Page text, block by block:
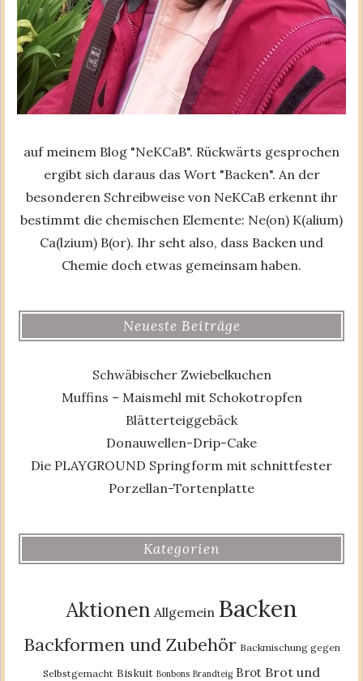
auf meinem Blog "NeKCaB". Rückwärts gesprochen
ergibt sich daraus das Wort "Backen". An der
besonderen Schreibweise von NeKCaB erkennt ihr
bestimmt die chemischen Elemente: Ne(on) K(alium)
Ca(lzium) B(or). Ihr seht also, dass Backen und
Chemie doch etwas gemeinsam haben.
Neueste Beiträge
Schwäbischer Zwiebelkuchen
Muffins – Maismehl mit Schokotropfen
Blätterteiggebäck
Donauwellen-Drip-Cake
Die PLAYGROUND Springform mit schnittfester
Porzellan-Tortenplatte
Kategorien
Aktionen Allgemein Backen
Backformen und Zubehör Backmischung gegen
Selbstgemacht Biskuit Bonbons Brandteig Brot Brot und